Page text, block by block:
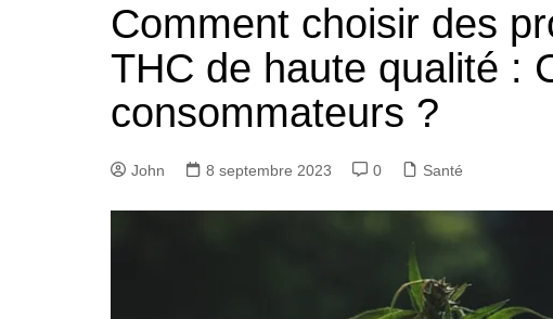
Comment choisir des
THC de haute qualité :
consommateurs ?
John 8 septembre 2023 0 Santé